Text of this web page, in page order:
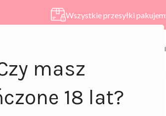
masz
18 lat?
Wszystkie przesyłki